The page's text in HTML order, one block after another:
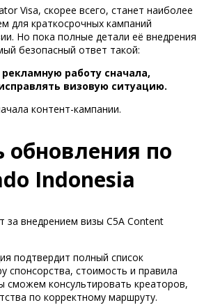
Visa, скорее всего, станет наиболее
для краткосрочных кампаний
Но пока полные детали её внедрения
безопасный ответ такой:
работу сначала,
визовую ситуацию.
контент-кампании.
обновления по
Indonesia
за внедрением визы C5A Content
подтвердит полный список
спонсорства, стоимость и правила
сможем консультировать креаторов,
по корректному маршруту.